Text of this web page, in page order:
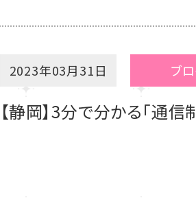
2023年03月31日 ブ
【静岡】3分で分かる「通